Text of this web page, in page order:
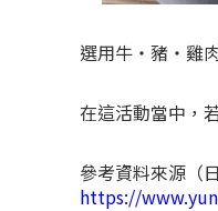
選用牛・豬・雞
在這活動當中，
參考資料來源（日
https://